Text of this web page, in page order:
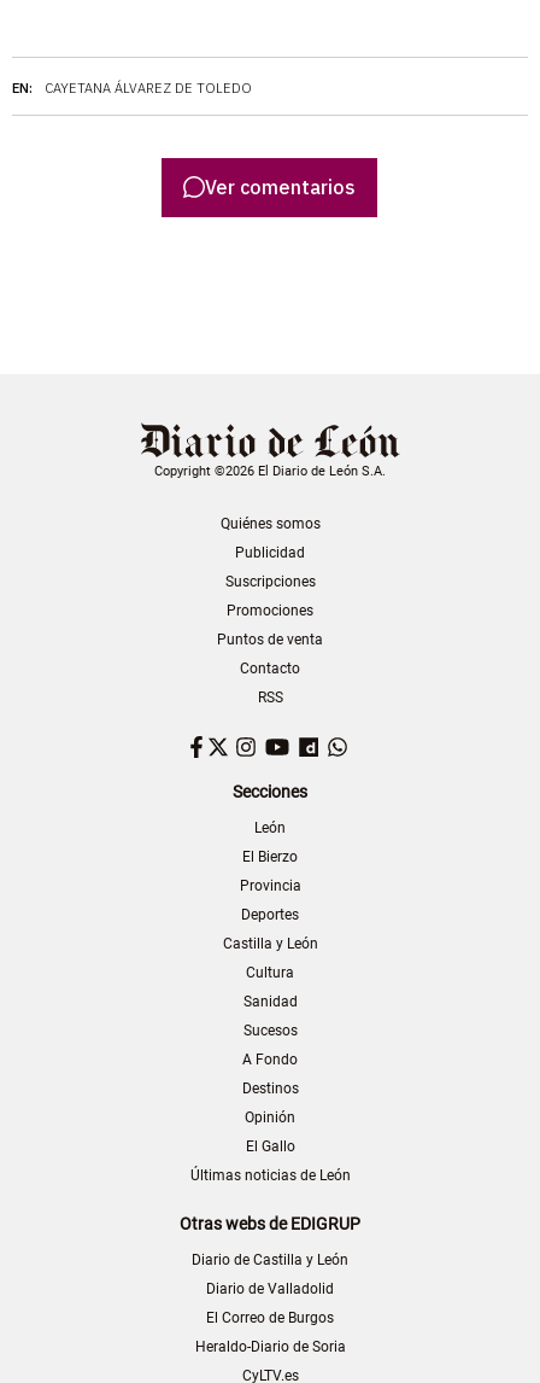
EN: CAYETANA ÁLVAREZ DE TOLEDO
Ver comentarios
Copyright ©2026 El Diario de León S.A.
Quiénes somos
Publicidad
Suscripciones
Promociones
Puntos de venta
Contacto
RSS
Facebook
TwitterInstagram
YouTubeDailymotion
Secciones
León
El Bierzo
Provincia
Deportes
Castilla y León
Cultura
Sanidad
Sucesos
A Fondo
Destinos
Opinión
El Gallo
Últimas noticias de León
Otras webs de EDIGRUP
Diario de Castilla y León
Diario de Valladolid
El Correo de Burgos
Heraldo-Diario de Soria
CyLTV.es